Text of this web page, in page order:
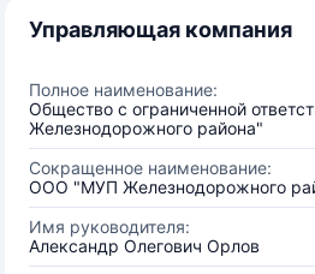
Управляющая компания
Полное наименование:
Общество с ограниченной
Железнодорожного района"
Сокращенное наименование:
ООО "МУП Железнодорожного
Имя руководителя:
Александр Олегович Орлов